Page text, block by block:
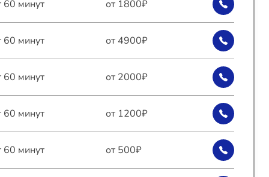
60 минут от 1800₽
60 минут от 4900₽
60 минут от 2000₽
60 минут от 1200₽
60 минут от 500₽